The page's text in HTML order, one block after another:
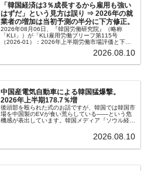
「韓国経済は3％成長するから雇用も強い
はずだ」という見方は誤り ⇒ 2026年の就
業者の増加は当初予測の半分に下方修正。
2026年08月06日、『韓国労働研究院』（略称
「KLI」）が「KLI雇用労働ブリーフ第115号
（2026-01）：2026年上半期労働市場評価と下半
度もご紹介していますが、政府が何よりも大...
2026.08.10
中国産電気自動車による韓国猛爆撃。
2026年上半期178.7％増
後頭部を殴られた式のお話ですが、韓国では韓国市
場を中国製のEVが食い荒らしている――という危
機感が表出しています。韓国メディア『ソウル経
ルは「中国EVの大攻勢…東風もプジョーと手を組
2026.08.10